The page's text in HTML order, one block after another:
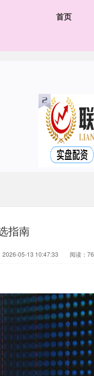
首页
指南
2026-05-13 10:47:33 阅读：76